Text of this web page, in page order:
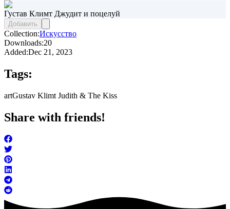
Густав Климт Джудит и поцелуй
Добавить
Collection:Искусство
Downloads:20
Added:Dec 21, 2023
Tags:
artGustav Klimt Judith & The Kiss
Share with friends!